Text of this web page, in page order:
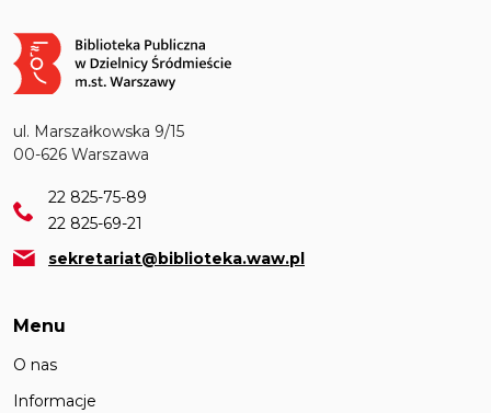
Obraz
ul. Marszałkowska 9/15
00-626 Warszawa
22 825-75-89
22 825-69-21
sekretariat@biblioteka.waw.pl
Menu
O nas
Informacje